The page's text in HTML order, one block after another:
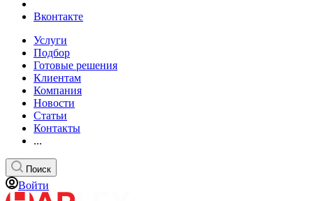
Вконтакте
Услуги
Подбор
Готовые решения
Клиентам
Компания
Новости
Статьи
Контакты
...
Поиск
Войти